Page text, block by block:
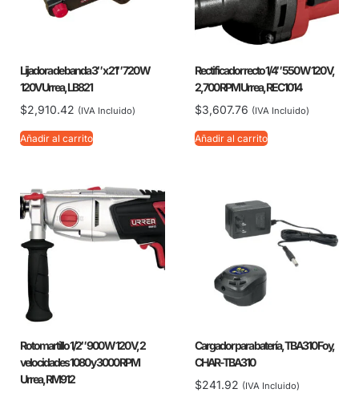
Lijadora de banda 3″ x 21″ 720 W
120V Urrea, LB821
$2,910.42 (IVA Incluido)
Añadir al carrito
Rectificador recto 1/4″ 550 W 120 V,
2,700 RPM Urrea, REC1014
$3,607.76 (IVA Incluido)
Añadir al carrito
Rotomartillo 1/2″ 900 W 120 V, 2
velocidades 1080 y 3000 RPM
Urrea, RM912
Cargador para batería, TBA310 Foy,
CHAR-TBA310
$241.92 (IVA Incluido)